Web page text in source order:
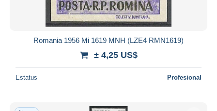
Romania 1956 Mi 1619 MNH (LZE4 RMN1619)
± 4,25 US$
Estatus Profesional